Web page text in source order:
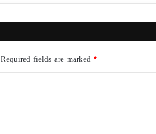
Required fields are marked *